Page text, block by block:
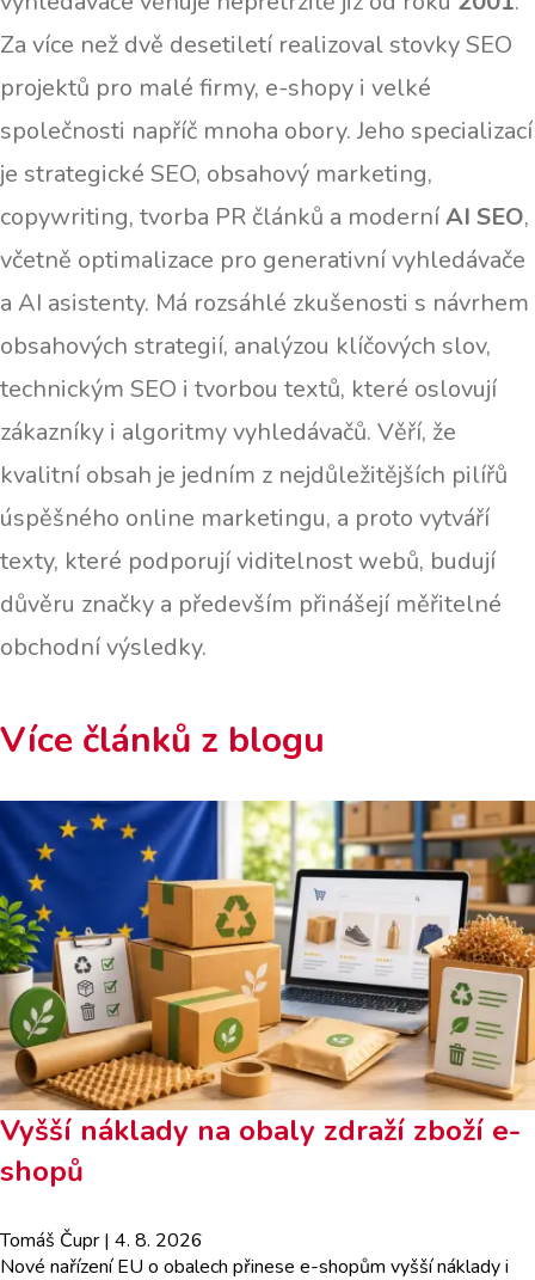
Za více než dvě desetiletí realizoval stovky SEO
projektů pro malé firmy, e-shopy i velké
společnosti napříč mnoha obory. Jeho specializací
je strategické SEO, obsahový marketing,
copywriting, tvorba PR článků a moderníAI SEO,
včetně optimalizace pro generativní vyhledávače
a AI asistenty. Má rozsáhlé zkušenosti s návrhem
obsahových strategií, analýzou klíčových slov,
technickým SEO i tvorbou textů, které oslovují
zákazníky i algoritmy vyhledávačů. Věří, že
kvalitní obsah je jedním z nejdůležitějších pilířů
úspěšného online marketingu, a proto vytváří
texty, které podporují viditelnost webů, budují
důvěru značky a především přinášejí měřitelné
obchodní výsledky.
Více článků z blogu
Vyšší náklady na obaly zdraží zboží e-
shopů
Tomáš Čupr | 4. 8. 2026
Nové nařízení EU o obalech přinese e-shopům vyšší náklady i